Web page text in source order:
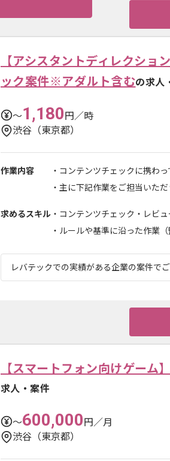
【アシスタントディレクシ
ック案件※アダルト含むの求人
〜1,180円／時
渋谷（東京都）
作業内容
・コンテンツチェックに携わ
・主に下記作業をご担当いただ
求めるスキル ・コンテンツチェック・レビ
・ルールや基準に沿った作業（
レバテックでの実績がある企業の案件で
【スマートフォン向けゲーム
求人・案件
〜600,000円／月
渋谷（東京都）